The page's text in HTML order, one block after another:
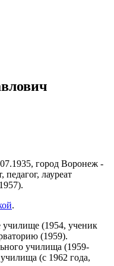
город Воронеж -
лауреат
.
(1954, ученик
(1959).
училища (1959-
(с 1962 года,